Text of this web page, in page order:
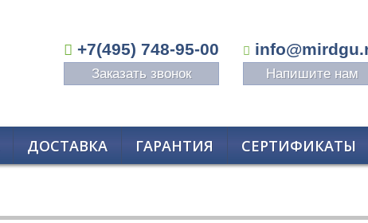
+7(495) 748-95-00
Заказать звонок Напишите нам
ДОСТАВКА ГАРАНТИЯ СЕРТИФИКАТЫ